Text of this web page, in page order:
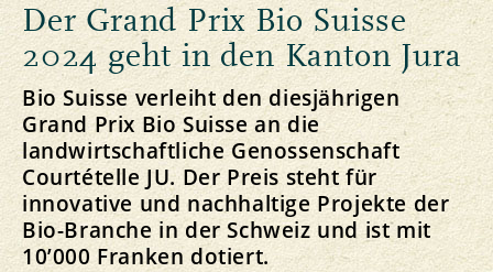
Der Grand Prix Bio Suisse
2024 geht in den Kanton Jura
Bio Suisse verleiht den diesjährigen
Grand Prix Bio Suisse an die
landwirtschaftliche Genossenschaft
Courtételle JU. Der Preis steht für
innovative und nachhaltige Projekte der
Bio-Branche in der Schweiz und ist mit
10’000 Franken dotiert.